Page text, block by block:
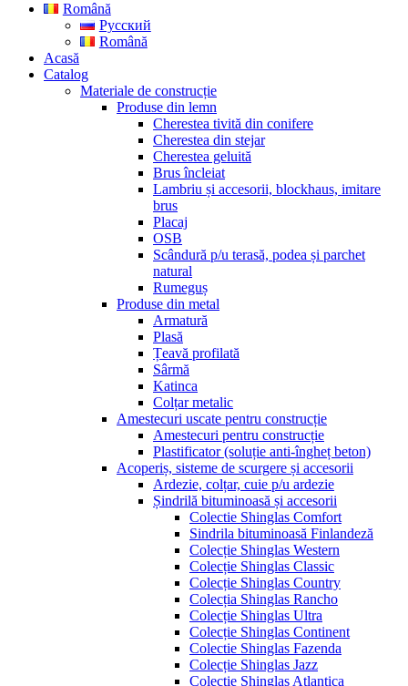
Română
Русский
Română
Acasă
Catalog
Materiale de construcție
Produse din lemn
Cherestea tivită din conifere
Cherestea din stejar
Cherestea geluită
Brus încleiat
Lambriu și accesorii, blockhaus, imitare
brus
Placaj
OSB
Scândură p/u terasă, podea și parchet
natural
Rumeguș
Produse din metal
Armatură
Plasă
Țeavă profilată
Sârmă
Katinca
Colțar metalic
Amestecuri uscate pentru construcție
Amestecuri pentru construcție
Plastificator (soluție anti-îngheț beton)
Acoperiș, sisteme de scurgere și accesorii
Ardezie, colțar, cuie p/u ardezie
Șindrilă bituminoasă și accesorii
Colectie Shinglas Comfort
Sindrila bituminoasă Finlandeză
Colecție Shinglas Western
Colecție Shinglas Classic
Colecție Shinglas Country
Colecția Shinglas Rancho
Colecție Shinglas Ultra
Colecție Shinglas Continent
Colectie Shinglas Fazenda
Colecție Shinglas Jazz
Colecție Shinglas Atlantica